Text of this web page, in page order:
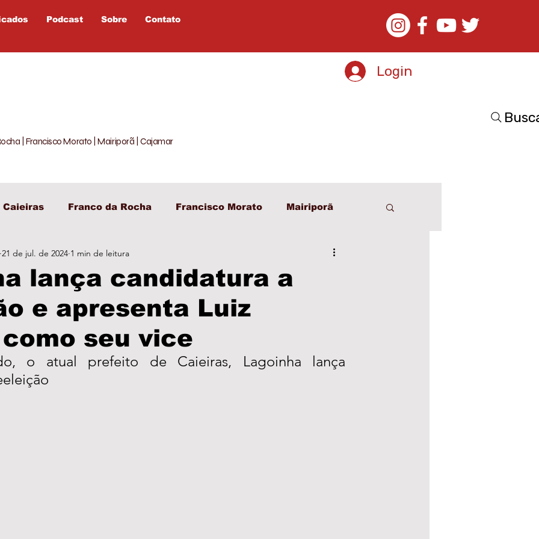
Podcast Sobre Contato
| Francisco Morato | Mairiporã | Cajamar
Login
Caieiras Franco da Rocha Francisco Morato Mairiporã
Entretenimento Esporte
PodCast Informe Publicitário Câmara Municipal
lança candidatura a
e apresenta Luiz
seu vice
21 de jul. de 2024 1 min de leitura
o atual prefeito de Caieiras, Lagoinha lança